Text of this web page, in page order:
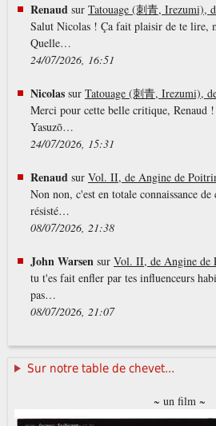
Renaudsur Tatouage (刺青, Irezumi),
Salut Nicolas ! Ça fait plaisir de te lire,
Quelle…
24/07/2026, 16:51
Nicolassur Tatouage (刺青, Irezumi),
Merci pour cette belle critique, Renaud
Yasuzō…
24/07/2026, 15:31
Renaudsur Vol. II, de Angine de
Non non, c'est en totale connaissance de
résisté…
08/07/2026, 21:38
John Warsensur Vol. II, de Angine de
tu t'es fait enfler par tes influenceurs
pas…
08/07/2026, 21:07
Sur notre table de chevet...
~ un film ~